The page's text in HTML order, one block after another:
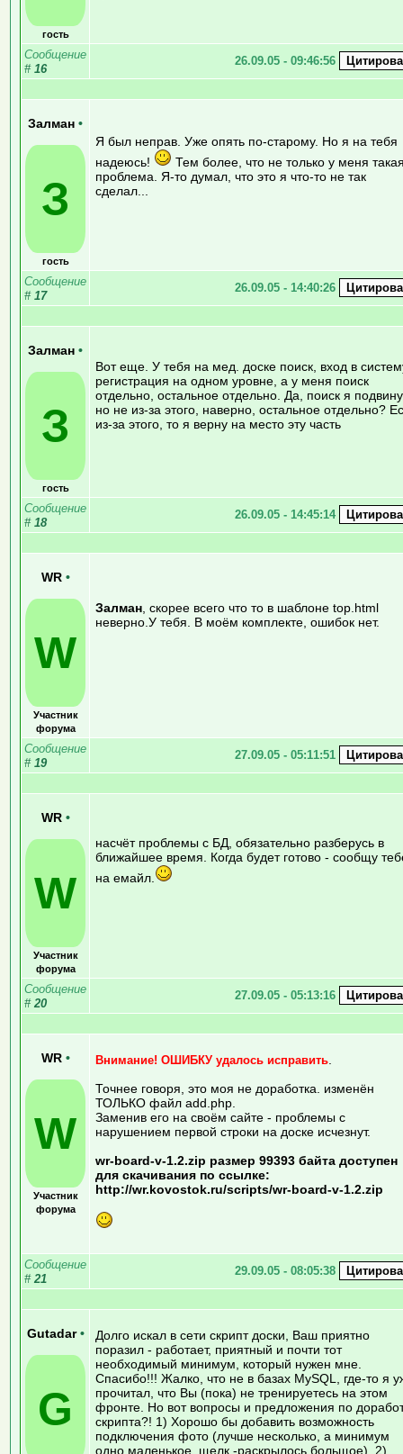
гость
Сообщение
# 16
26.09.05 - 09:46:56
Залман •
З
гость
Я был неправ. Уже опять по-старому. Но я на тебя
надеюсь!
Тем более, что не только у меня
проблема. Я-то думал, что это я что-то не так
сделал...
Сообщение
# 17
26.09.05 - 14:40:26
Залман •
З
гость
Вот еще. У тебя на мед. доске поиск, вход в
регистрация на одном уровне, а у меня поиск
отдельно, остальное отдельно. Да, поиск я
но не из-за этого, наверно, остальное отдельно?
из-за этого, то я верну на место эту часть
Сообщение
# 18
26.09.05 - 14:45:14
WR •
W
Участник
форума
Залман , скорее всего что то в шаблоне top.html
неверно.У тебя. В моём комплекте, ошибок нет.
Сообщение
# 19
27.09.05 - 05:11:51
WR •
W
Участник
форума
насчёт проблемы с БД, обязательно разберусь в
ближайшее время. Когда будет готово - сообщу
на емайл.
Сообщение
# 20
27.09.05 - 05:13:16
WR •
W
Участник
форума
Внимание! ОШИБКУ удалось исправить
Точнее говоря, это моя не доработка. изменён
ТОЛЬКО файл add.php.
Заменив его на своём сайте - проблемы с
нарушением первой строки на доске исчезнут.
wr-board-v-1.2.zip размер 99393 байта доступен
для скачивания по ссылке:
http://wr.kovostok.ru/scripts/wr-board-v-1.2.zip
Сообщение
# 21
29.09.05 - 08:05:38
Gutadar •
G
Долго искал в сети скрипт доски, Ваш приятно
поразил - работает, приятный и почти тот
необходимый минимум, который нужен мне.
Спасибо!!! Жалко, что не в базах MySQL, где-то я
прочитал, что Вы (пока) не тренируетесь на этом
фронте. Но вот вопросы и предложения по
скрипта?! 1) Хорошо бы добавить возможность
подключения фото (лучше несколько, а минимум
одно маленькое, щелк -раскрылось больщое), 2)